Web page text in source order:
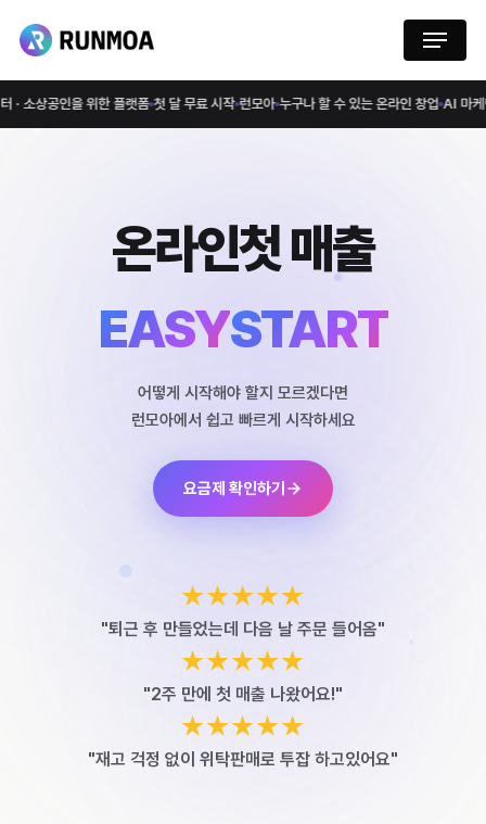
content
Menu
위한 플랫폼 첫 달 무료 시작 런모아 누구나 할 수 있는 온라인 창업 AI 마케팅 자동화 1
온라인첫 매출
EASYSTART
요금제 확인하기
★★★★★
"퇴근 후 만들었는데 다음 날 주문 들어옴"
★★★★★
"2주 만에 첫 매출 나왔어요!"
★★★★★
"재고 걱정 없이 위탁판매로 투잡 하고있어요"